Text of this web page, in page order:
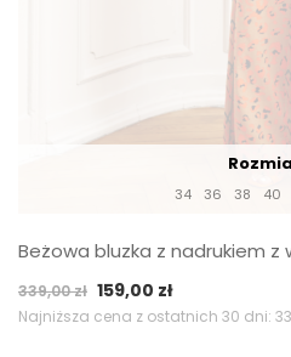
34 36 38 40
Beżowa bluzka z nadrukiem z
339,00zł Pierwotna
cena
159,00 złAktualna
cena
Najniższa cena z ostatnich 30 dni: